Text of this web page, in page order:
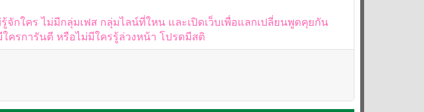
จักใคร ไม่มีกลุ่มเฟส กลุ่มไลน์ที่ใหน และเปิดเว็บเพื่อแลกเปลี่ยนพูดคุยกัน
ครการันตี หรือไม่มีใครรู้ล่วงหน้า โปรดมีสติ